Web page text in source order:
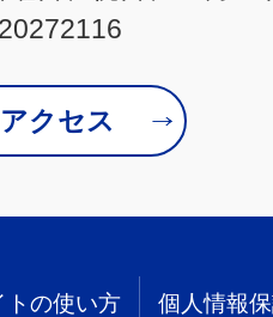
クセス
トの使い方 個人情報